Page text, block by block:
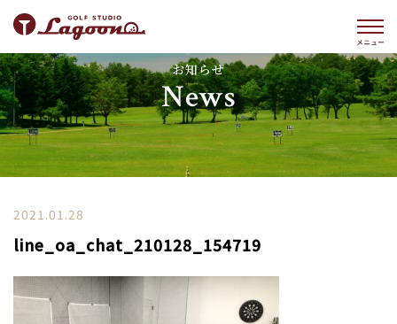
お知らせ
News
2021.01.28
line_oa_chat_210128_154719